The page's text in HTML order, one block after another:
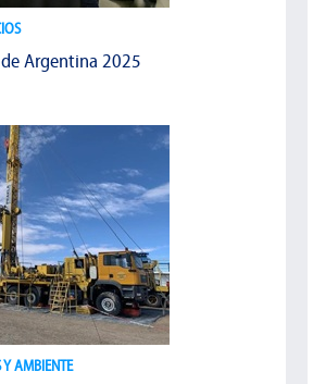
Argentina 2025
Y AMBIENTE